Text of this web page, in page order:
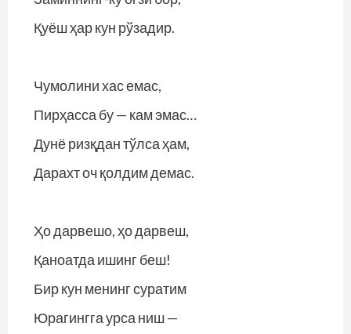
Қуёш ҳар кун рўзадир.
Чумолини хас емас,
Пирҳасса бу — кам эмас…
Дунё ризқдан тўлса ҳам,
Дарахт оч қолдим демас.
Ҳо дарвешо, ҳо дарвеш,
Қаноатда ишинг беш!
Бир кун менинг суратим
Юрагингга урса ниш —